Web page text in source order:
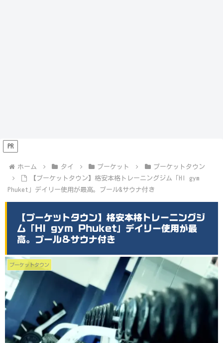
PR
ホーム タイ プーケット
プーケットタウン
【プーケットタウン】格安本格トレーニングジム「HI gym
Phuket」デイリー使用が最高。プール&サウナ付き
【プーケットタウン】格安本格トレーニングジ
ム「HI gym Phuket」デイリー使用が最
高。プール&サウナ付き
プーケットタウン